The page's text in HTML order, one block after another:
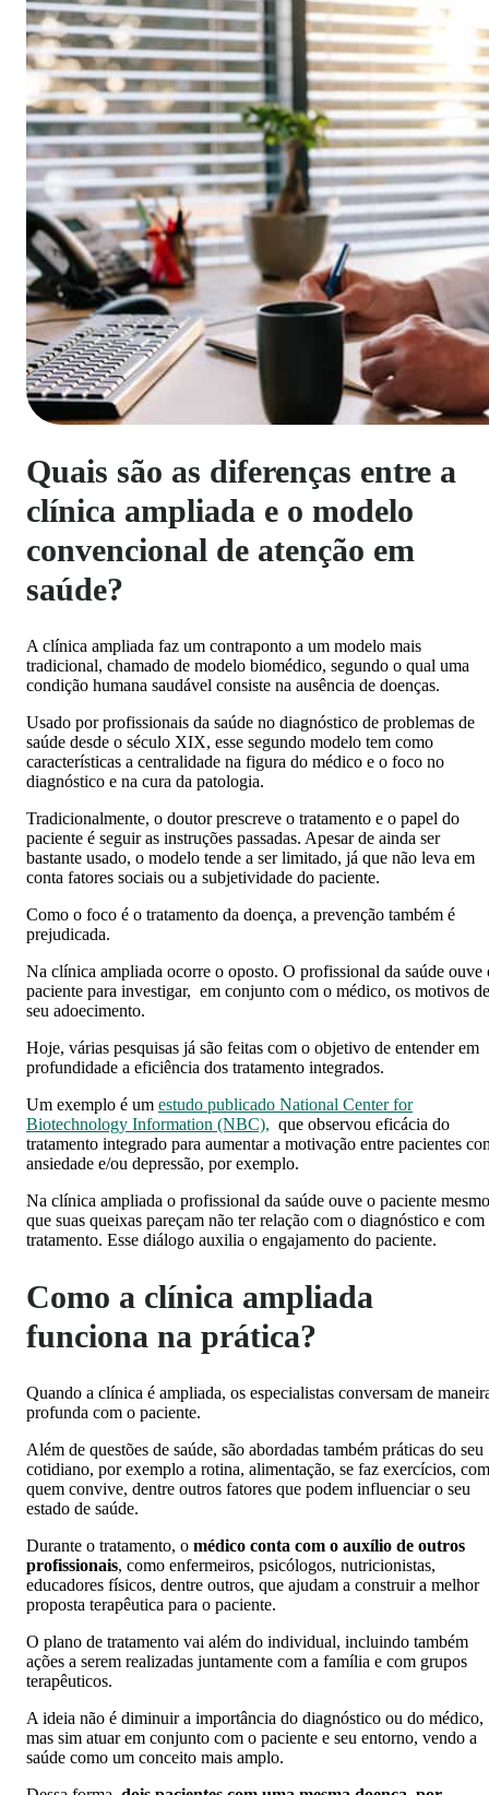
Quais são as diferenças entre a
clínica ampliada e o modelo
convencional de atenção em
saúde?
A clínica ampliada faz um contraponto a um modelo mais
tradicional, chamado de modelo biomédico, segundo o qual uma
condição humana saudável consiste na ausência de doenças.
Usado por profissionais da saúde no diagnóstico de problemas de
saúde desde o século XIX, esse segundo modelo tem como
características a centralidade na figura do médico e o foco no
diagnóstico e na cura da patologia.
Tradicionalmente, o doutor prescreve o tratamento e o papel do
paciente é seguir as instruções passadas. Apesar de ainda ser
bastante usado, o modelo tende a ser limitado, já que não leva em
conta fatores sociais ou a subjetividade do paciente.
Como o foco é o tratamento da doença, a prevenção também é
prejudicada.
Na clínica ampliada ocorre o oposto. O profissional da saúde ouve
paciente para investigar, em conjunto com o médico, os motivos de
seu adoecimento.
Hoje, várias pesquisas já são feitas com o objetivo de entender em
profundidade a eficiência dos tratamento integrados.
Um exemplo é um estudo publicado National Center for
Biotechnology Information (NBC), que observou eficácia do
tratamento integrado para aumentar a motivação entre pacientes
ansiedade e/ou depressão, por exemplo.
Na clínica ampliada o profissional da saúde ouve o paciente mesmo
que suas queixas pareçam não ter relação com o diagnóstico e com
tratamento. Esse diálogo auxilia o engajamento do paciente.
Como a clínica ampliada
funciona na prática?
Quando a clínica é ampliada, os especialistas conversam de
profunda com o paciente.
Além de questões de saúde, são abordadas também práticas do seu
cotidiano, por exemplo a rotina, alimentação, se faz exercícios, com
quem convive, dentre outros fatores que podem influenciar o seu
estado de saúde.
Durante o tratamento, o médico conta com o auxílio de outros
profissionais, como enfermeiros, psicólogos, nutricionistas,
educadores físicos, dentre outros, que ajudam a construir a melhor
proposta terapêutica para o paciente.
O plano de tratamento vai além do individual, incluindo também
ações a serem realizadas juntamente com a família e com grupos
terapêuticos.
A ideia não é diminuir a importância do diagnóstico ou do médico,
mas sim atuar em conjunto com o paciente e seu entorno, vendo a
saúde como um conceito mais amplo.